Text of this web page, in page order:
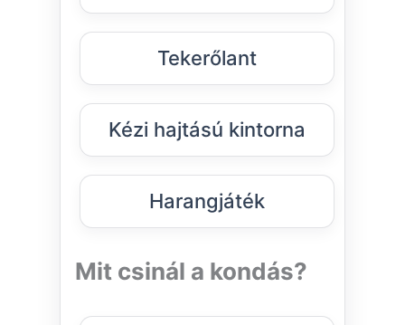
Tekerőlant
Kézi hajtású kintorna
Harangjáték
Mit csinál a kondás?